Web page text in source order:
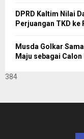
DPRD Kaltim Nilai
Perjuangan TKD ke
Musda Golkar
Maju sebagai Calon
384